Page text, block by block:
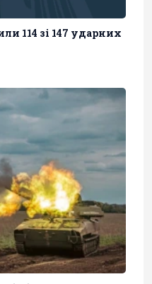
114 зі 147 ударних